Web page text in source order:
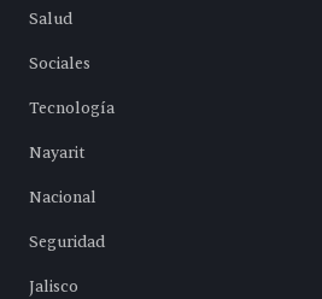
Salud
Sociales
Tecnología
Nayarit
Nacional
Seguridad
Jalisco